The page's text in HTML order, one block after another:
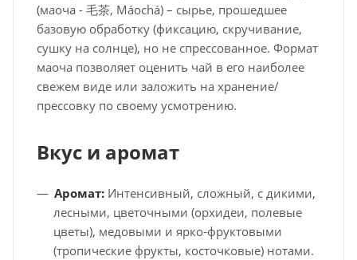
(маоча - 毛茶, Máochá) – сырье, прошедшее
базовую обработку (фиксацию, скручивание,
сушку на солнце), но не спрессованное. Формат
маоча позволяет оценить чай в его наиболее
свежем виде или заложить на хранение/
прессовку по своему усмотрению.
Вкус и аромат
Аромат: Интенсивный, сложный, с дикими,
лесными, цветочными (орхидеи, полевые
цветы), медовыми и ярко-фруктовыми
(тропические фрукты, косточковые) нотами.